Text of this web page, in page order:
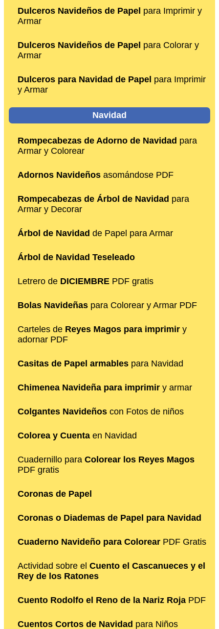
Dulceros Navideños de Papel para Imprimir y
Armar
Dulceros Navideños de Papel para Colorar y
Armar
Dulceros para Navidad de Papel para Imprimir
y Armar
Navidad
Rompecabezas de Adorno de Navidad para
Armar y Colorear
Adornos Navideños asomándose PDF
Rompecabezas de Árbol de Navidad para
Armar y Decorar
Árbol de Navidad de Papel para Armar
Árbol de Navidad Teseleado
Letrero de DICIEMBRE PDF gratis
Bolas Navideñas para Colorear y Armar PDF
Carteles de Reyes Magos para imprimir y
adornar PDF
Casitas de Papel armables para Navidad
Chimenea Navideña para imprimir y armar
Colgantes Navideños con Fotos de niños
Colorea y Cuenta en Navidad
Cuadernillo para Colorear los Reyes Magos
PDF gratis
Coronas de Papel
Coronas o Diademas de Papel para Navidad
Cuaderno Navideño para Colorear PDF Gratis
Actividad sobre el Cuento el Cascanueces y el
Rey de los Ratones
Cuento Rodolfo el Reno de la Nariz Roja PDF
Cuentos Cortos de Navidad para Niños